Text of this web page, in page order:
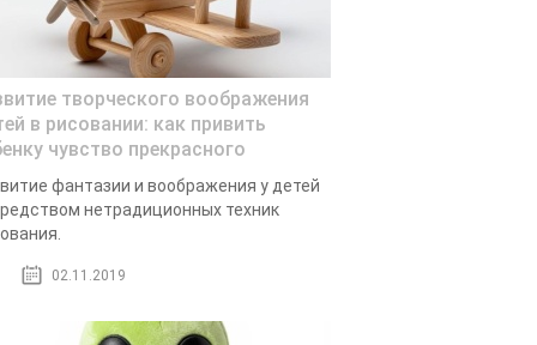
творческого воображения
в рисовании: как привить
чувство прекрасного
фантазии и воображения у детей
нетрадиционных техник
02.11.2019